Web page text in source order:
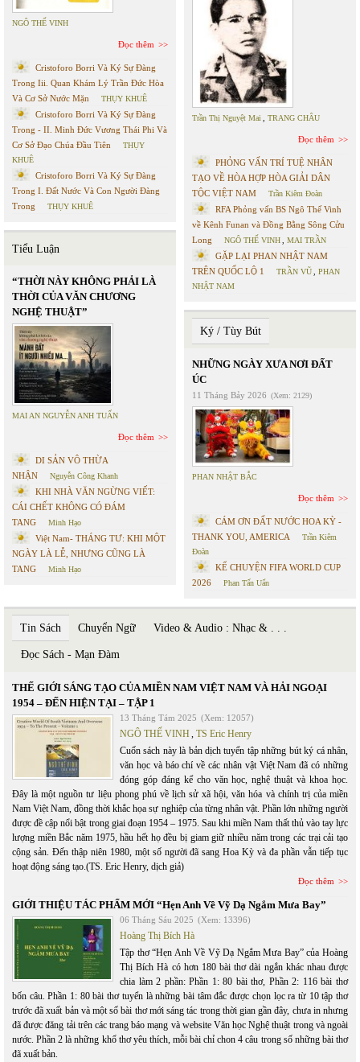
NGÔ THẾ VINH
Đọc thêm
Cristoforo Borri Và Ký Sự Đàng
Trong Iii. Quan Khám Lý Trần Đức Hòa
Và Cơ Sở Nước Mặn
THỤY KHUÊ
Cristoforo Borri Và Ký Sự Đàng
Trong - II. Minh Đức Vương Thái Phi Và
Cơ Sở Đạo Chúa Đầu Tiên
THỤY
KHUÊ
Cristoforo Borri Và Ký Sự Đàng
Trong I. Đất Nước Và Con Người Đàng
Trong
THỤY KHUÊ
Tiểu Luận
“THỜI NÀY KHÔNG PHẢI LÀ
THỜI CỦA VĂN CHƯƠNG
NGHỆ THUẬT”
MAI AN NGUYỄN ANH TUẤN
Đọc thêm
DI SẢN VÔ THỪA
NHẬN
Nguyễn Công Khanh
KHI NHÀ VĂN NGỪNG VIẾT:
CÁI CHẾT KHÔNG CÓ ĐÁM
TANG
Minh Hạo
Việt Nam- THÁNG TƯ: KHI MỘT
NGÀY LÀ LỄ, NHƯNG CŨNG LÀ
TANG
Minh Hạo
Trần Thị Nguyệt Mai TRANG CHÂU
Đọc thêm
PHỎNG VẤN TRÍ TUỆ NHÂN
TẠO VỀ HÒA HỢP HÒA GIẢI DÂN
TỘC VIỆT NAM
Trần Kiêm Đoàn
RFA Phỏng vấn BS Ngô Thế Vinh
về Kênh Funan và Đồng Bằng Sông Cửu
Long
NGÔ THẾ VINH MAI TRẦN
GẶP LẠI PHAN NHẬT NAM
TRÊN QUỐC LỘ 1
TRẦN VŨ
PHAN
NHẬT NAM
Ký / Tùy Bút
NHỮNG NGÀY XƯA NƠI ĐẤT
ÚC
11 Tháng Bảy 2026 (Xem: 2129)
PHAN NHẬT BẮC
Đọc thêm
CÁM ƠN ĐẤT NƯỚC HOA KỲ -
THANK YOU, AMERICA
Trần Kiêm
Đoàn
KỂ CHUYỆN FIFA WORLD CUP
2026
Phan Tấn Uẩn
Tin Sách Chuyển Ngữ Video & Audio : Nhạc & . . .
Đọc Sách - Mạn Đàm
THẾ GIỚI SÁNG TẠO CỦA MIỀN NAM VIỆT NAM VÀ HẢI NGOẠI
1954 – ĐẾN HIỆN TẠI – TẬP 1
13 Tháng Tám 2025 (Xem: 12057)
NGÔ THẾ VINH TS Eric Henry
Cuốn sách này là bản dịch tuyển tập những bút ký cá nhân,
văn học và báo chí về các nhân vật Việt Nam đã có những
đóng góp đáng kể cho văn học, nghệ thuật và khoa học.
Đây là một nguồn tư liệu phong phú về lịch sử xã hội, văn hóa và chính trị của miền
Nam Việt Nam, đồng thời khắc họa sự nghiệp của từng nhân vật. Phần lớn những người
được đề cập nổi bật trong giai đoạn 1954 – 1975. Sau khi miền Nam thất thủ vào tay lực
lượng miền Bắc năm 1975, hầu hết họ đều bị giam giữ nhiều năm trong các trại cải tạo
cộng sản. Đến thập niên 1980, một số người đã sang Hoa Kỳ và đa phần vẫn tiếp tục
hoạt động sáng tạo.(TS. Eric Henry, dịch giả)
Đọc thêm
GIỚI THIỆU TÁC PHẨM MỚI “Hẹn Anh Về Vỹ Dạ Ngắm Mưa Bay”
06 Tháng Sáu 2025 (Xem: 13396)
Hoàng Thị Bích Hà
Tập thơ “Hẹn Anh Về Vỹ Dạ Ngắm Mưa Bay” của Hoàng
Thị Bích Hà có hơn 180 bài thơ dài ngắn khác nhau được
chia làm 2 phần: Phần 1: 80 bài thơ, Phần 2: 116 bài thơ
bốn câu. Phần 1: 80 bài thơ tuyển là những bài tâm đắc được chọn lọc ra từ 10 tập thơ
trước đã xuất bản và một số bài thơ mới sáng tác trong thời gian gần đây, chưa in nhưng
đã được đăng tải trên các trang báo mạng và website Văn học Nghệ thuật trong và ngoài
nước. Phần 2 là những khổ thơ yêu thích, mỗi bài chỉ chon 4 câu trong số những bài thơ
đã xuất bản.